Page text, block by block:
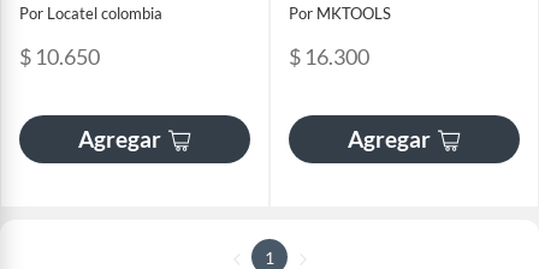
Por Locatel colombia
$ 10.650
Agregar
Por MKTOOLS
$ 16.300
Agregar
1